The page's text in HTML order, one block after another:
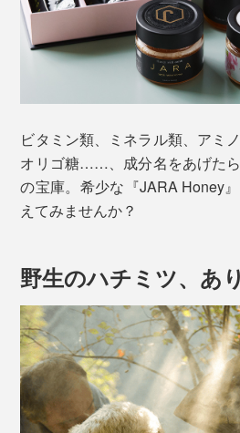
ビタミン類、ミネラル類、アミ
オリゴ糖……、成分名をあげた
の宝庫。希少な『JARA Honey
えてみませんか？
野生のハチミツ、あ